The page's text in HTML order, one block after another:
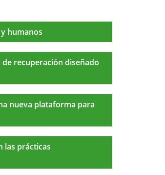
humanos
recuperación diseñado
nueva plataforma para
las prácticas